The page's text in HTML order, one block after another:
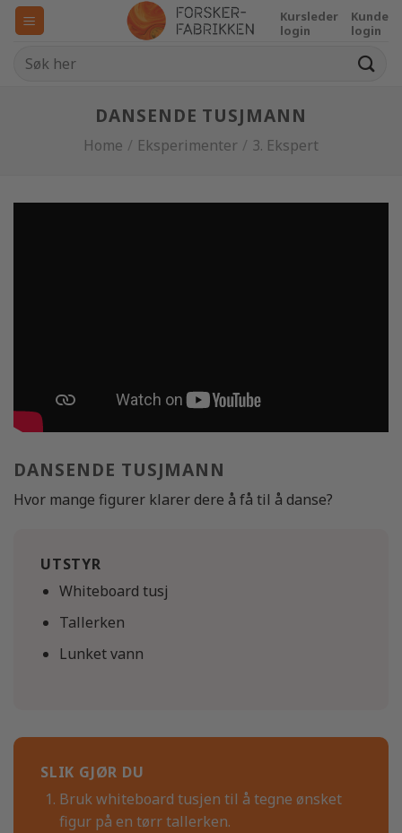
Skip
content
Kursleder
login
Kunde
login
DANSENDE TUSJMANN
Home / Eksperimenter / 3. Ekspert
DANSENDE TUSJMANN
Hvor mange figurer klarer dere å få til å danse?
UTSTYR
Whiteboard tusj
Tallerken
Lunket vann
SLIK GJØR DU
Bruk whiteboard tusjen til å tegne ønsket
figur på en tørr tallerken.